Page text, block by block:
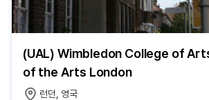
(UAL) Wimbledon College of
of the Arts London
런던, 영국